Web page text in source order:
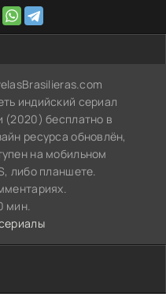
индийский сериал
(2020) бесплатно в
ресурса обновлён,
на мобильном
либо планшете.
мин.